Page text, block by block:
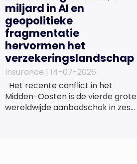
miljard in AI en
geopolitieke
fragmentatie
hervormen het
verzekeringslandschap
Insurance | 14-07-2026
Het recente conflict in het
Midden-Oosten is de vierde grote
wereldwijde aanbodschok in zes